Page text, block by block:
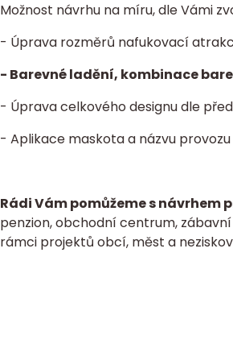
Možnost návrhu na míru, dle Vámi
- Úprava rozměrů nafukovací
- Barevné ladění, kombinace
- Úprava celkového designu dle
- Aplikace maskota a názvu
Rádi Vám pomůžeme s návrhem
penzion, obchodní centrum,
rámci projektů obcí, měst a